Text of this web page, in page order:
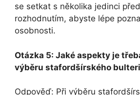
se setkat s několika jedinci
rozhodnutím, abyste lépe
osobnosti.
Otázka 5: Jaké aspekty je
výběru stafordšírského
Odpověď: Při výběru